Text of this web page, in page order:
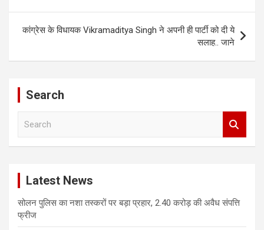
कांग्रेस के विधायक Vikramaditya Singh ने अपनी ही पार्टी को दी ये
सलाह.. जाने
Search
Latest News
सोलन पुलिस का नशा तस्करों पर बड़ा प्रहार, 2.40 करोड़ की अवैध संपत्ति
फ्रीज